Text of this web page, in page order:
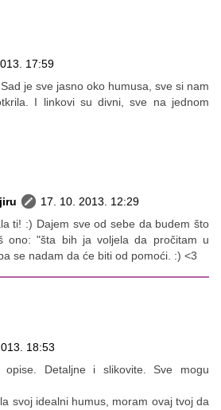
17:59
je sve jasno oko humusa, sve si nam
I linkovi su divni, sve na jednom
17. 10. 2013. 12:29
ti! :) Dajem sve od sebe da budem što
ono: "šta bih ja voljela da pročitam u
se nadam da će biti od pomoći. :) <3
18:53
opise. Detaljne i slikovite. Sve mogu
svoj idealni humus, moram ovaj tvoj da